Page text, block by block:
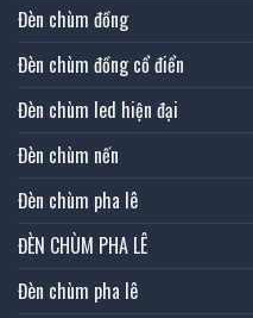
Đèn chùm đồng
Đèn chùm đồng cổ điển
Đèn chùm led hiện đại
Đèn chùm nến
Đèn chùm pha lê
ĐÈN CHÙM PHA LÊ
Đèn chùm pha lê